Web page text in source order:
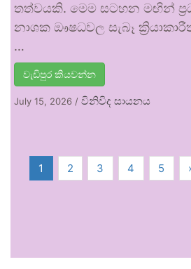
තත්වයකි. මෙම සටහන මඟින්
නාශක ඖෂධවල සැබෑ
…
වැඩිපුර කියවන්න
July 15, 2026 / විනිවිද සායනය
1 2 3 4 5 ›